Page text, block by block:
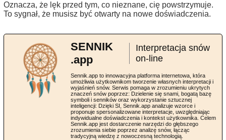
Oznacza, że lęk przed tym, co nieznane, cię powstrzymuje.
To sygnał, że musisz być otwarty na nowe doświadczenia.
SENNIK
.app
Interpretacja snów
on-line
Sennik.app to innowacyjna platforma internetowa, która
umożliwia użytkownikom tworzenie własnych interpretacji i
wyjaśnień snów. Serwis pomaga w zrozumieniu ukrytych
znaczeń snów poprzez: Dzielenie się snami, bogatą bazę
symboli i senników oraz wykorzystanie sztucznej
inteligencji: Dzięki SI, Sennik.app analizuje wzorce i
proponuje spersonalizowane interpretacje, uwzględniając
indywidualne doświadczenia i kontekst użytkownika. Celem
Sennik.app jest dostarczenie narzędzi do głębszego
zrozumienia siebie poprzez analizę snów, łącząc
tradycyjną wiedzę z nowoczesną technologią.